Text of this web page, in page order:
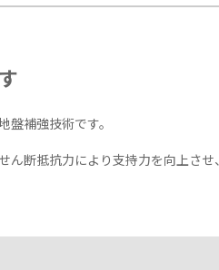
補強技術です。
断抵抗力により支持力を向上させ、